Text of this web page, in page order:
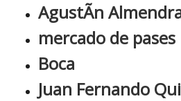
AgustÃ­n
mercado de pases
Boca
Juan Fernando